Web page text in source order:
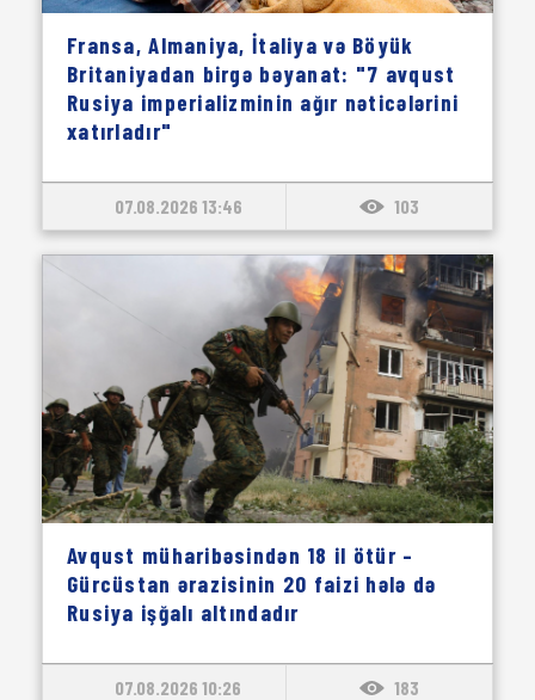
Fransa, Almaniya, İtaliya və Böyük
Britaniyadan birgə bəyanat: "7 avqust
Rusiya imperializminin ağır nəticələrini
xatırladır"
07.08.2026 13:46 103
Avqust müharibəsindən 18 il ötür –
Gürcüstan ərazisinin 20 faizi hələ də
Rusiya işğalı altındadır
07.08.2026 10:26 183